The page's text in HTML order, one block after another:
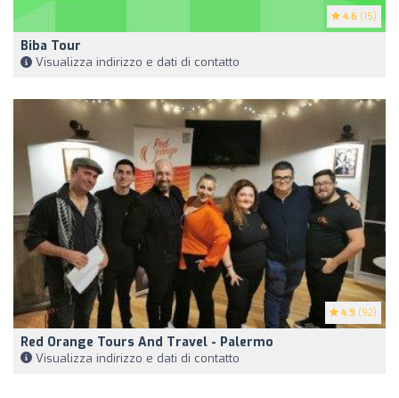
4.6 (15)
Biba Tour
Visualizza indirizzo e dati di contatto
4.9 (92)
Red Orange Tours And Travel - Palermo
Visualizza indirizzo e dati di contatto